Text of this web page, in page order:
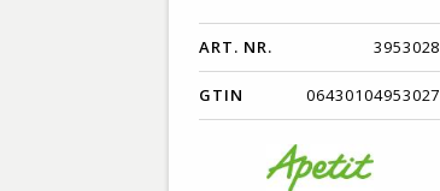
ART. NR. 3953028
GTIN 06430104953027